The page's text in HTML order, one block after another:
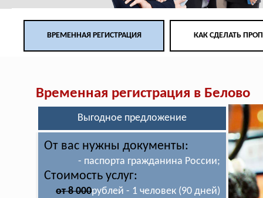
ВРЕМЕННАЯ РЕГИСТРАЦИЯ КАК СДЕЛАТЬ
Временная регистрация в Белово
Выгодное предложение
От вас нужны документы:
- паспорта гражданина России;
Стоимость услуг:
от 8 000рублей - 1 человек (90 дней)